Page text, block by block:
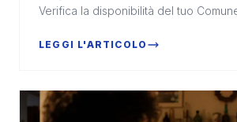
Verifica la disponibilità del tuo
LEGGI L'ARTICOLO